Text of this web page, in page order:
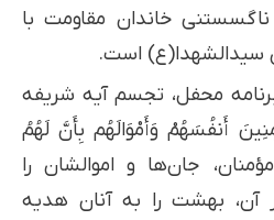
خاندان مقاومت با
سیدالشهدا(ع) است.
محفل، تجسم آیه شریفه
أَنفُسَهُمْ وَأَمْوَالَهُم بِأَنَّ لَهُمُ
جان‌ها و اموالشان را
آن، بهشت را به آنان هدیه